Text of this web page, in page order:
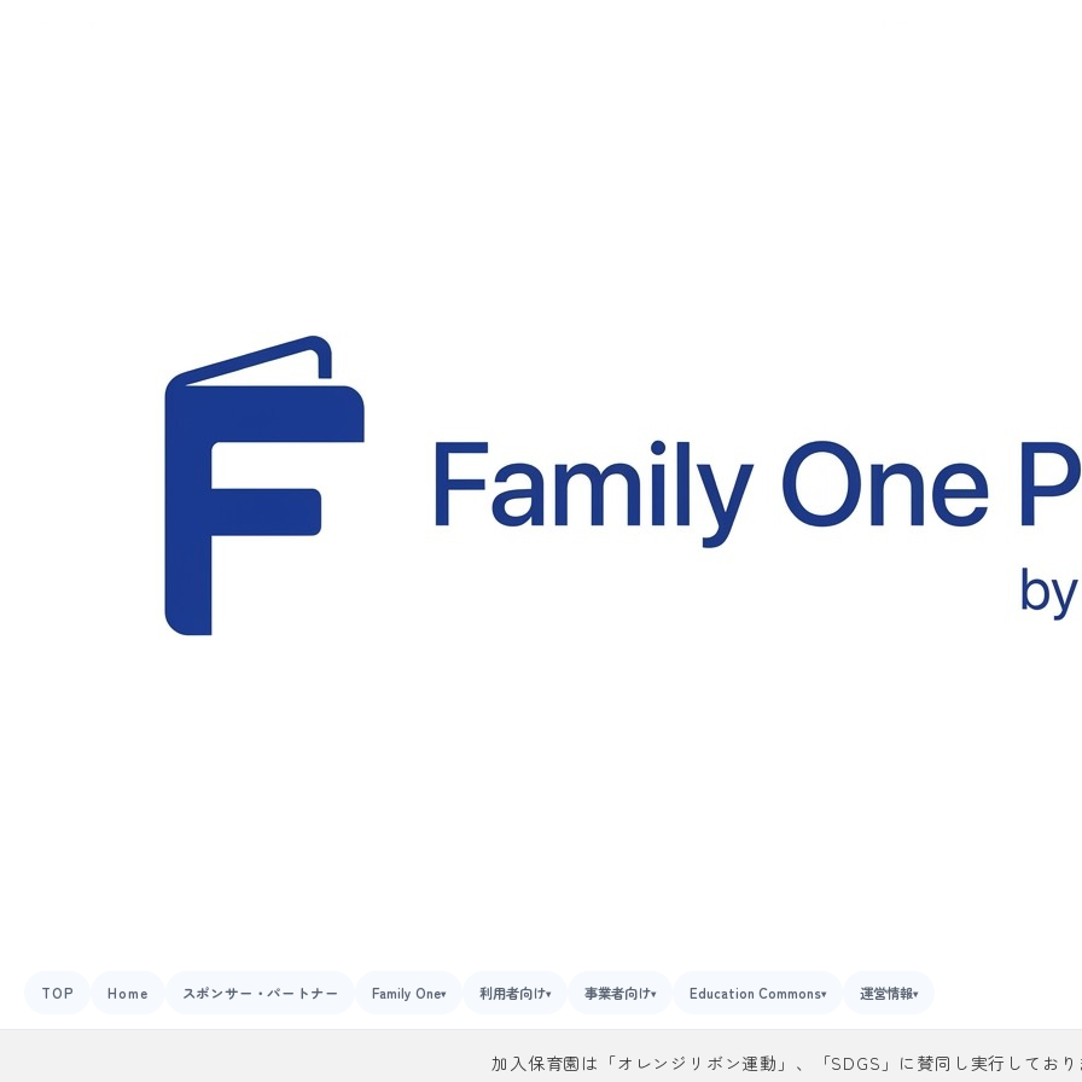
TOP Home スポンサー・パートナー Family One▾ 利用者向け▾ 事業者向け▾ Education Commons▾ 運営情報▾
加入保育園は「オレンジリボン運動」、「SDGS」に賛同し実行してお